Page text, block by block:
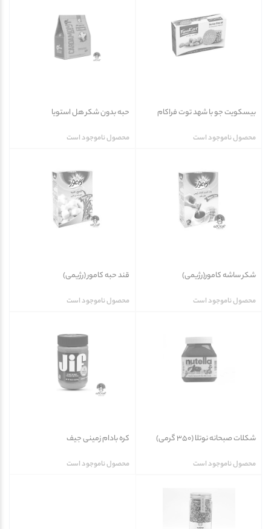
بیسکویت جو با شهد توت فراکام
محصول ناموجود است
حبه بدون شکر هل استویا
محصول ناموجود است
شکر ساشه کامور(رژیمی)
محصول ناموجود است
قند حبه کامور (رژیمی)
محصول ناموجود است
شکلات صبحانه نوتلا (350 گرمی)
محصول ناموجود است
کره بادام زمینی جیف
محصول ناموجود است